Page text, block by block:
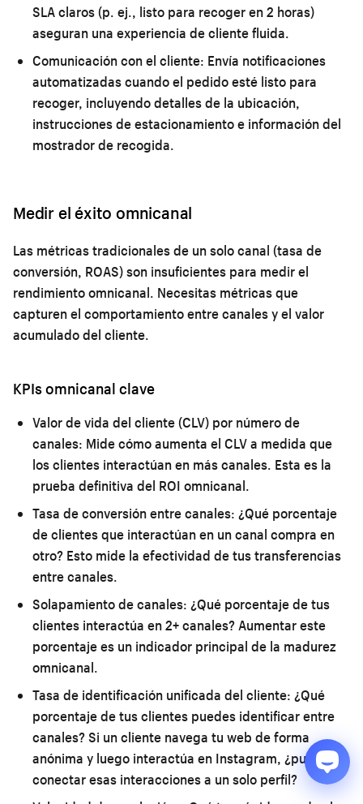
SLA claros (p. ej., listo para recoger en 2 horas)
aseguran una experiencia de cliente fluida.
Comunicación con el cliente: Envía notificaciones
automatizadas cuando el pedido esté listo para
recoger, incluyendo detalles de la ubicación,
instrucciones de estacionamiento e información del
mostrador de recogida.
Medir el éxito omnicanal
Las métricas tradicionales de un solo canal (tasa de
conversión, ROAS) son insuficientes para medir el
rendimiento omnicanal. Necesitas métricas que
capturen el comportamiento entre canales y el valor
acumulado del cliente.
KPIs omnicanal clave
Valor de vida del cliente (CLV) por número de
canales: Mide cómo aumenta el CLV a medida que
los clientes interactúan en más canales. Esta es la
prueba definitiva del ROI omnicanal.
Tasa de conversión entre canales: ¿Qué porcentaje
de clientes que interactúan en un canal compra en
otro? Esto mide la efectividad de tus transferencias
entre canales.
Solapamiento de canales: ¿Qué porcentaje de tus
clientes interactúa en 2+ canales? Aumentar este
porcentaje es un indicador principal de la madurez
omnicanal.
Tasa de identificación unificada del cliente: ¿Qué
porcentaje de tus clientes puedes identificar entre
canales? Si un cliente navega tu web de forma
anónima y luego interactúa en Instagram, ¿puedes
conectar esas interacciones a un solo perfil?